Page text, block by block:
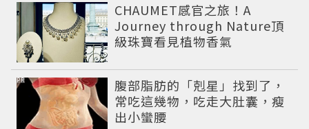
CHAUMET感官之旅！A
Journey through Nature頂
級珠寶看見植物香氣
腹部脂肪的「剋星」找到了，
常吃這幾物，吃走大肚囊，瘦
出小蠻腰
PR